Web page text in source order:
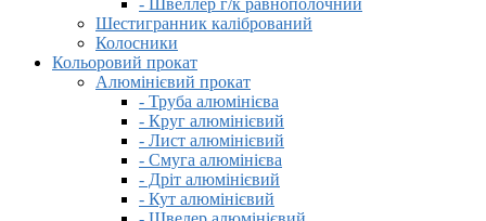
- Швеллер г/к равнополочний
Шестигранник калібрований
Колосники
Кольоровий прокат
Алюмінієвий прокат
- Труба алюмінієва
- Круг алюмінієвий
- Лист алюмінієвий
- Смуга алюмінієва
- Дріт алюмінієвий
- Кут алюмінієвий